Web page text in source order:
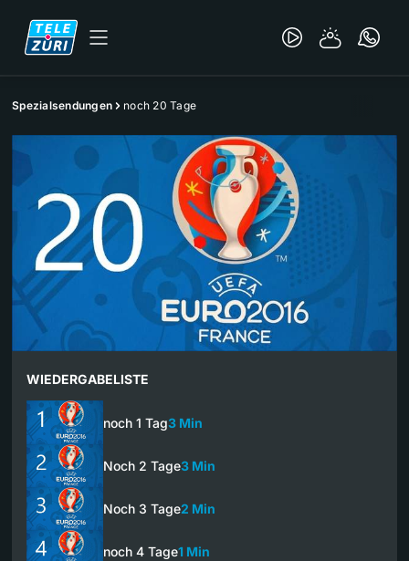
Spezialsendungen noch 20 Tage
WIEDERGABELISTE
noch 1 Tag3 Min
Noch 2 Tage3 Min
Noch 3 Tage2 Min
noch 4 Tage1 Min